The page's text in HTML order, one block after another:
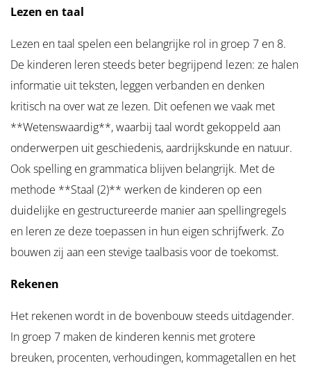
Lezen en taal
Lezen en taal spelen een belangrijke rol in groep 7 en 8.
De kinderen leren steeds beter begrijpend lezen: ze halen
informatie uit teksten, leggen verbanden en denken
kritisch na over wat ze lezen. Dit oefenen we vaak met
**Wetenswaardig**, waarbij taal wordt gekoppeld aan
onderwerpen uit geschiedenis, aardrijkskunde en natuur.
Ook spelling en grammatica blijven belangrijk. Met de
methode **Staal (2)** werken de kinderen op een
duidelijke en gestructureerde manier aan spellingregels
en leren ze deze toepassen in hun eigen schrijfwerk. Zo
bouwen zij aan een stevige taalbasis voor de toekomst.
Rekenen
Het rekenen wordt in de bovenbouw steeds uitdagender.
In groep 7 maken de kinderen kennis met grotere
breuken, procenten, verhoudingen, kommagetallen en het